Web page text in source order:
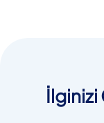
İlginizi